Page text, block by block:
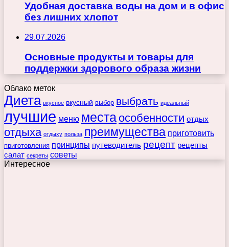
Удобная доставка воды на дом и в офис
без лишних хлопот
29.07.2026
Основные продукты и товары для
поддержки здорового образа жизни
Облако меток
Диета вкусное вкусный выбор выбрать идеальный
лучшие меню места особенности отдых
отдыха отдыху польза преимущества приготовить
приготовления принципы путеводитель рецепт рецепты
салат секреты советы
Интересное